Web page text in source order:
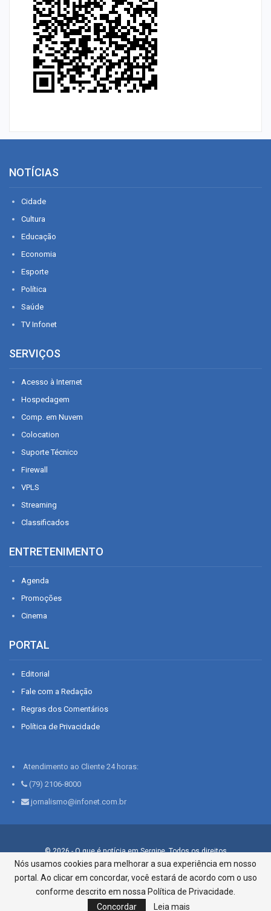
NOTÍCIAS
Cidade
Cultura
Educação
Economia
Esporte
Política
Saúde
TV Infonet
SERVIÇOS
Acesso à Internet
Hospedagem
Comp. em Nuvem
Colocation
Suporte Técnico
Firewall
VPLS
Streaming
Classificados
ENTRETENIMENTO
Agenda
Promoções
Cinema
PORTAL
Editorial
Fale com a Redação
Regras dos Comentários
Política de Privacidade
Atendimento ao Cliente 24 horas:
(79) 2106-8000
jornalismo@infonet.com.br
© 2026 - O que é notícia em Sergipe. Todos os direitos
reservados.
Infonet - Rua Monsenhor Silveira 276, Bairro São José |
Aracaju-SE, CEP 49015-030, Fone: 79.2106.8000 - CI Centro de
Informações LTDA
Nós usamos cookies para melhorar a sua experiência em nosso
portal. Ao clicar em concordar, você estará de acordo com o uso
conforme descrito em nossa Política de Privacidade.
Concordar
Leia mais